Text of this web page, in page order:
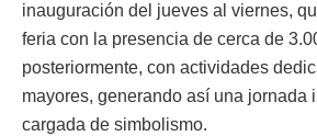
inauguración del jueves al viernes,
feria con la presencia de cerca de
posteriormente, con actividades
mayores, generando así una jornada
cargada de simbolismo.